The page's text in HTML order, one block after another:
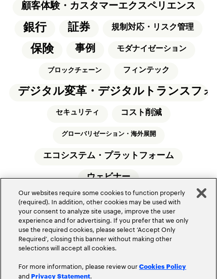
顧客体験・カスタマーエクスペリエンス
銀行 証券 規制対応・リスク管理
保険 事例 モダナイゼーション
ブロックチェーン フィンテック
デジタル変革・デジタルトランスフ
セキュリティ コスト削減
グローバリゼーション・海外展開
エコシステム・プラットフォーム
ウェビナー
アクセンチュアについて
サイトマップ
お問い合わせ
アクセンチュアのオフィス所在地
情報セキュリティ基本方針
使用条項
Our websites require some cookies to function properly
(required). In addition, other cookies may be used with
your consent to analyze site usage, improve the user
experience and for advertising. If you prefer that we only
use the required cookies, please select ‘Accept Only
Required’, closing this banner without making other
selections will accept all cookies.
For more information, please review ourCookies Policy
and Privacy Statement.